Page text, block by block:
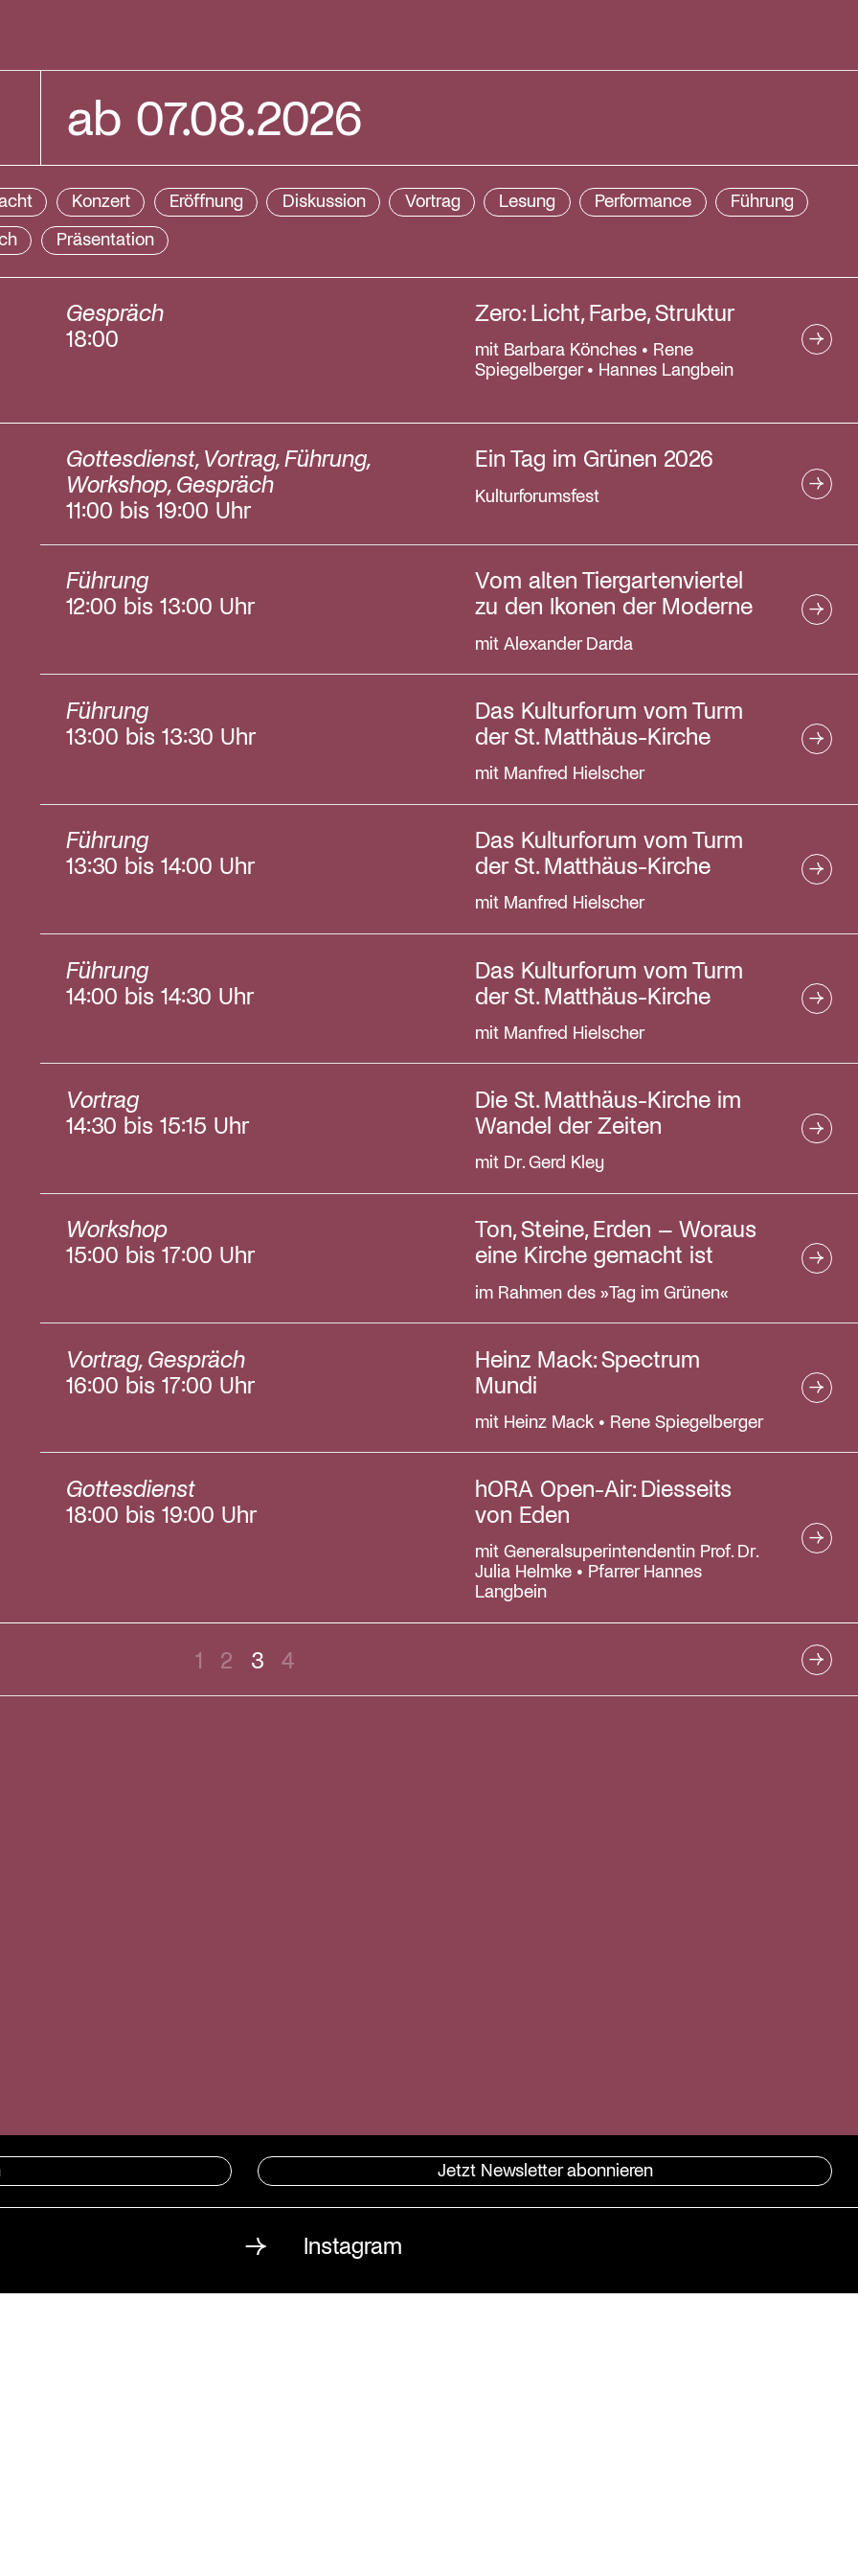
ab 07.08.2026
August 2026
Mo Di Mi Do Fr Sa
So
27
31 1
3
7 8
14 15
17
18 19 20 21 22
23
24
25 26 28 29
31
1 4
Konzert Eröffnung Diskussion Vortrag Lesung Performance
Führung
Präsentation
Gespräch
18:00
Zero: Licht, Farbe, Struktur
mit Barbara Könches • Rene
Spiegelberger • Hannes Langbein
Gottesdienst, Vortrag, Führung,
Workshop, Gespräch
11:00 bis 19:00 Uhr
Ein Tag im Grünen 2026
Kulturforumsfest
Führung
12:00 bis 13:00 Uhr
Vom alten Tiergartenviertel
zu den Ikonen der Moderne
mit Alexander Darda
Führung
13:00 bis 13:30 Uhr
Das Kulturforum vom Turm
der St. Matthäus-Kirche
mit Manfred Hielscher
Führung
13:30 bis 14:00 Uhr
Das Kulturforum vom Turm
der St. Matthäus-Kirche
mit Manfred Hielscher
Führung
14:00 bis 14:30 Uhr
Das Kulturforum vom Turm
der St. Matthäus-Kirche
mit Manfred Hielscher
Vortrag
14:30 bis 15:15 Uhr
Die St. Matthäus-Kirche im
Wandel der Zeiten
mit Dr. Gerd Kley
Workshop
15:00 bis 17:00 Uhr
Ton, Steine, Erden – Woraus
eine Kirche gemacht ist
im Rahmen des »Tag im Grünen«
Vortrag, Gespräch
16:00 bis 17:00 Uhr
Heinz Mack: Spectrum
Mundi
mit Heinz Mack • Rene Spiegelberger
Gottesdienst
18:00 bis 19:00 Uhr
hORA Open-Air: Diesseits
von Eden
mit Generalsuperintendentin Prof. Dr.
Julia Helmke • Pfarrer Hannes
Langbein
1 2 3 4
Jetzt Newsletter abonnieren
Instagram